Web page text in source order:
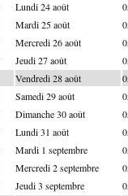
Lundi 24 août
Mardi 25 août
Mercredi 26 août
Jeudi 27 août
Vendredi 28 août
Samedi 29 août
Dimanche 30 août
Lundi 31 août
Mardi 1 septembre
Mercredi 2 septembre
Jeudi 3 septembre